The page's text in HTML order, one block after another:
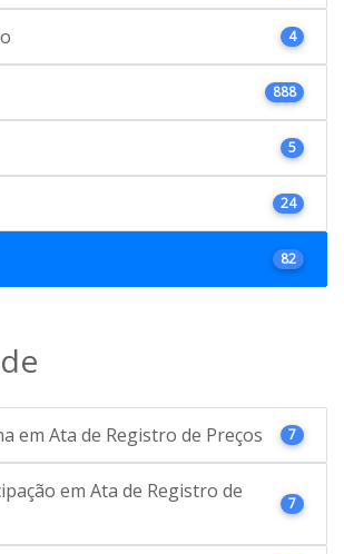
4
888
5
24
82
em Ata de Registro de Preços 7
em Ata de Registro de
7